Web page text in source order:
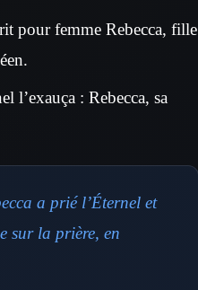
pour femme Rebecca, fille
l’exauça : Rebecca, sa
a prié l’Éternel et
sur la prière, en